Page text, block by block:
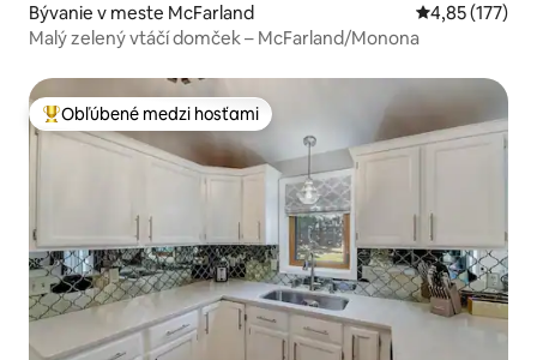
Bývanie v meste McFarland Priemerné
4,85 (177)
Malý zelený vtáčí domček – McFarland/Monona
Najobľúbenejšie medzi hosťami
Obľúbené medzi hosťami